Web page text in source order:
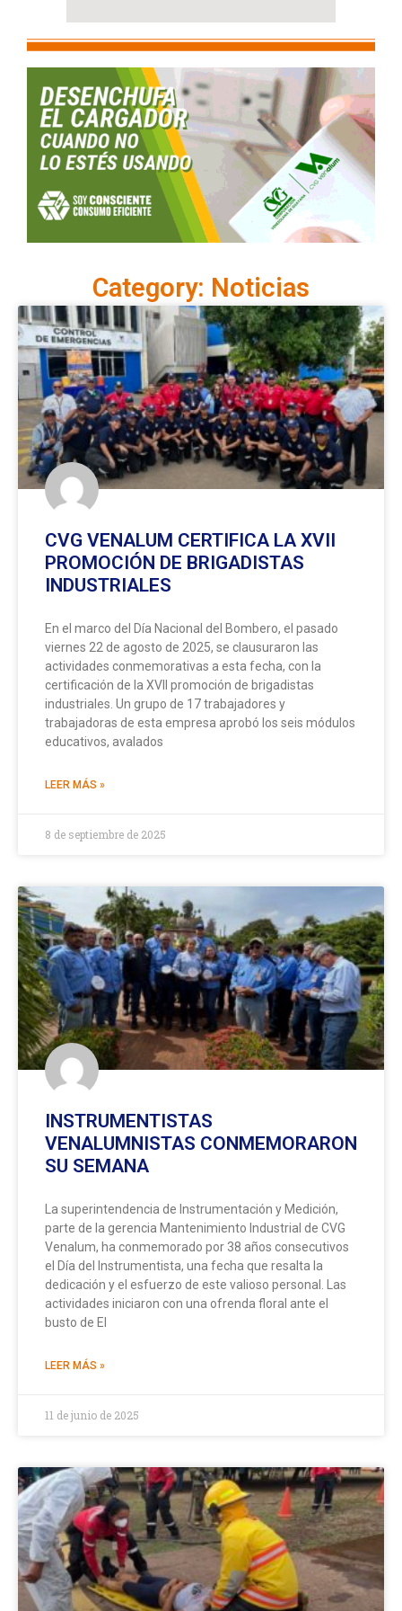
Category: Noticias
CVG VENALUM CERTIFICA LA XVII
PROMOCIÓN DE BRIGADISTAS
INDUSTRIALES
En el marco del Día Nacional del Bombero, el pasado
viernes 22 de agosto de 2025, se clausuraron las
actividades conmemorativas a esta fecha, con la
certificación de la XVII promoción de brigadistas
industriales. Un grupo de 17 trabajadores y
trabajadoras de esta empresa aprobó los seis módulos
educativos, avalados
LEER MÁS »
8 de septiembre de 2025
INSTRUMENTISTAS
VENALUMNISTAS CONMEMORARON
SU SEMANA
La superintendencia de Instrumentación y Medición,
parte de la gerencia Mantenimiento Industrial de CVG
Venalum, ha conmemorado por 38 años consecutivos
el Día del Instrumentista, una fecha que resalta la
dedicación y el esfuerzo de este valioso personal. Las
actividades iniciaron con una ofrenda floral ante el
busto de El
LEER MÁS »
11 de junio de 2025
PagePagePagePagePage